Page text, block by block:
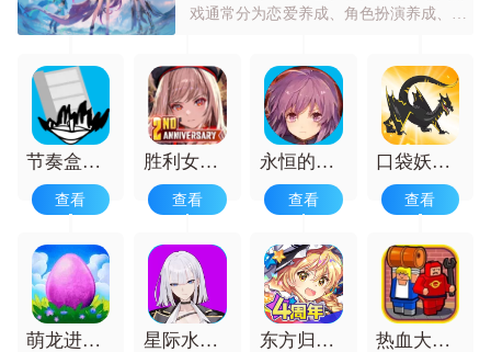
戏通常分为恋爱养成、角色扮演养成、模
感受角色成长的乐趣，模拟经营养成则可
满足玩家经营管理的愿望。它们受欢迎是
因为能让玩家在虚拟世界中体验不同人
生，实现各种梦想。玩家可通过培养角
色，获得成就感与满足感，还能锻炼策略
规划能力，体验丰富剧情，收获社交乐
趣。
节奏盒子(Finalwish)
查看
胜利女神NIKKE国际服
查看
永恒的赛妮亚雨后的紫阳花正式版
查看
口袋妖怪的世界
查看
萌龙进化论 星际水手手机版 东方归言录最新版 热血大乱斗功夫街头之战